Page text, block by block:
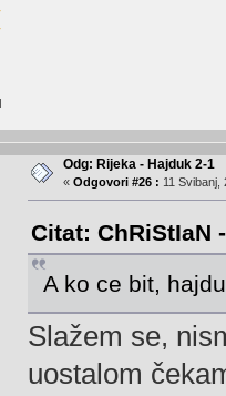
Odg: Rijeka - Hajduk 2-1
« Odgovori #26 : 11 Svibanj,
Citat: ChRiStIaN
A ko ce bit,
Slažem se,
uostalom